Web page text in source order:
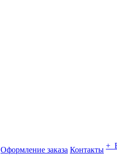
Оформление заказа Контакты +